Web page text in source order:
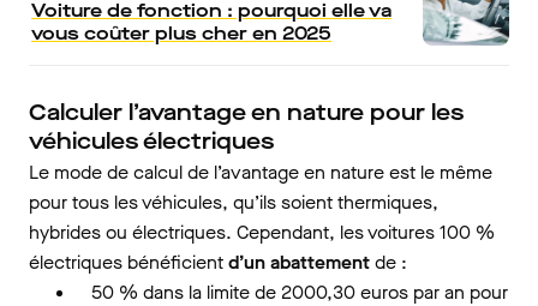
Voiture de fonction : pourquoi elle va
vous coûter plus cher en 2025
Calculer l’avantage en nature pour les
véhicules électriques
Le mode de calcul de l’avantage en nature est le même
pour tous les véhicules, qu’ils soient thermiques,
hybrides ou électriques. Cependant, les voitures 100 %
électriques bénéficientd’un abattementde :
50 % dans la limite de 2000,30 euros par an pour